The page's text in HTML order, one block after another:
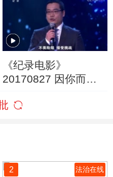
《纪录电影》
20170827 因你而真
纪录片及创作人才扶
2 法治在线